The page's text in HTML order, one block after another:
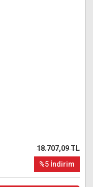
18.707,09 TL
%5 İndirim